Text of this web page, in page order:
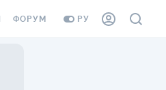
РУ
ФОРУМ